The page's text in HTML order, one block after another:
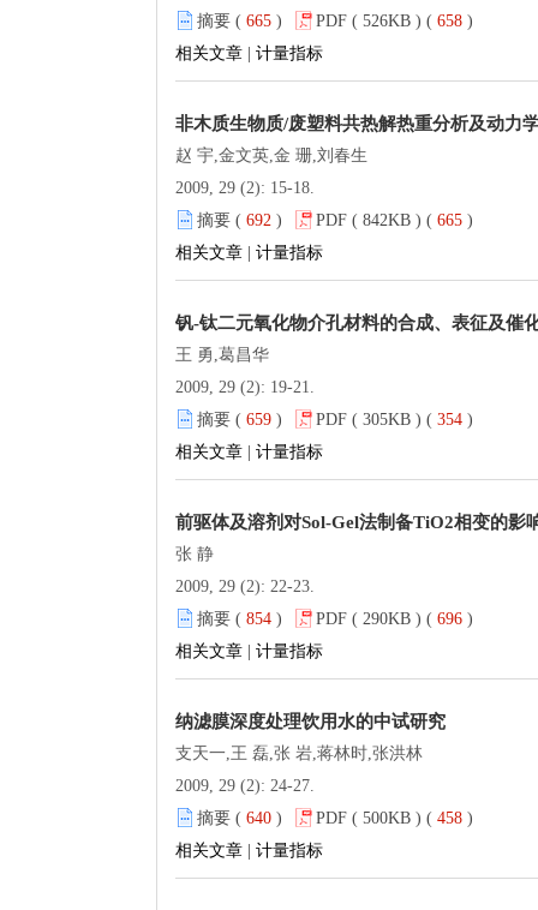
摘要 ( 665 ) PDF ( 526KB ) ( 658 )
相关文章
计量指标
非木质生物质/废塑料共热解热重分析及动力
赵 宇,金文英,金 珊,刘春生
2009, 29 (2): 15-18.
摘要 ( 692 ) PDF ( 842KB ) ( 665 )
相关文章
计量指标
钒-钛二元氧化物介孔材料的合成、表征及催
王 勇,葛昌华
2009, 29 (2): 19-21.
摘要 ( 659 ) PDF ( 305KB ) ( 354 )
相关文章
计量指标
前驱体及溶剂对Sol-Gel法制备TiO2相变的影
张 静
2009, 29 (2): 22-23.
摘要 ( 854 ) PDF ( 290KB ) ( 696 )
相关文章
计量指标
纳滤膜深度处理饮用水的中试研究
支天一,王 磊,张 岩,蒋林时,张洪林
2009, 29 (2): 24-27.
摘要 ( 640 ) PDF ( 500KB ) ( 458 )
相关文章
计量指标